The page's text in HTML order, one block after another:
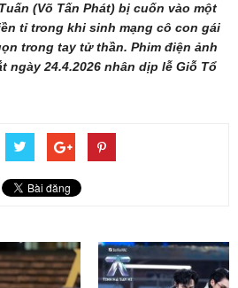
(Võ Tấn Phát) bị cuốn vào một
tỉ trong khi sinh mạng cô con gái
trong tay tử thần. Phim điện ảnh
ngày 24.4.2026 nhân dịp lễ Giỗ Tổ